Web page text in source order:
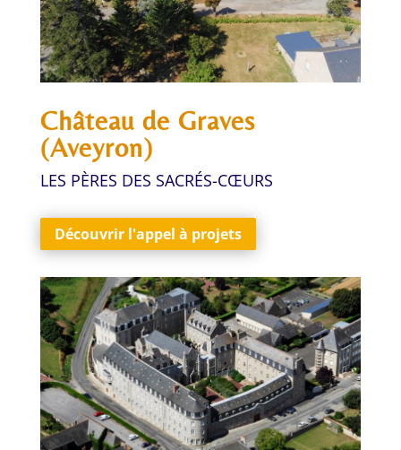
Château de Graves
(Aveyron)
LES PÈRES DES SACRÉS-CŒURS
Découvrir l'appel à projets